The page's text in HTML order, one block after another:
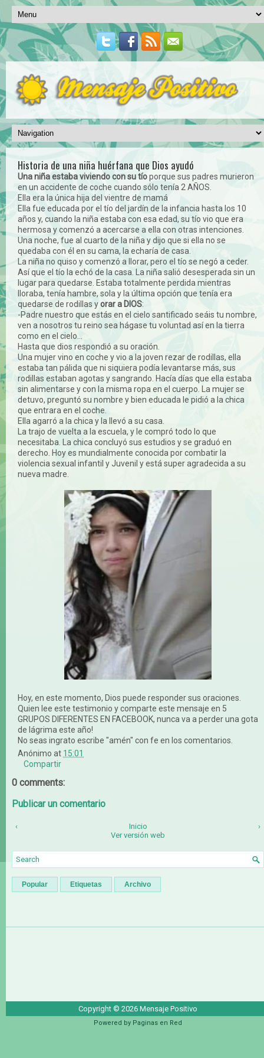
Historia de una niña huérfana que Dios ayudó
Una niña estaba viviendo con su tíoporque sus padres murieron
en un accidente de coche cuando sólo tenía 2 AÑOS.
Ella era la única hija del vientre de mamá
Ella fue educada por el tío del jardín de la infancia hasta los 10
años y, cuando la niña estaba con esa edad, su tío vio que era
hermosa y comenzó a acercarse a ella con otras intenciones.
Una noche, fue al cuarto de la niña y dijo que si ella no se
quedaba con él en su cama, la echaría de casa.
La niña no quiso y comenzó a llorar, pero el tío se negó a ceder.
Así que el tío la echó de la casa. La niña salió desesperada sin un
lugar para quedarse. Estaba totalmente perdida mientras
lloraba, tenía hambre, sola y la última opción que tenía era
quedarse de rodillas yorar a DIOS:
-Padre nuestro que estás en el cielo santificado seáis tu nombre,
ven a nosotros tu reino sea hágase tu voluntad así en la tierra
como en el cielo...
Hasta que dios respondió a su oración.
Una mujer vino en coche y vio a la joven rezar de rodillas, ella
estaba tan pálida que ni siquiera podía levantarse más, sus
rodillas estaban agotas y sangrando. Hacía días que ella estaba
sin alimentarse y con la misma ropa en el cuerpo. La mujer se
detuvo, preguntó su nombre y bien educada le pidió a la chica
que entrara en el coche.
Ella agarró a la chica y la llevó a su casa.
La trajo de vuelta a la escuela, y le compró todo lo que
necesitaba. La chica concluyó sus estudios y se graduó en
derecho. Hoy es mundialmente conocida por combatir la
violencia sexual infantil y Juvenil y está super agradecida a su
nueva madre.
Hoy, en este momento, Dios puede responder sus oraciones.
Quien lee este testimonio y comparte este mensaje en 5
GRUPOS DIFERENTES EN FACEBOOK, nunca va a perder una gota
de lágrima este año!
No seas ingrato escribe "amén" con fe en los comentarios.
Anónimo at 15:01
Compartir
0 comments:
Publicar un comentario
‹ ›
Inicio
Ver versión web
Popular Etiquetas Archivo
Copyright © 2026 Mensaje Positivo
Powered by Paginas en Red